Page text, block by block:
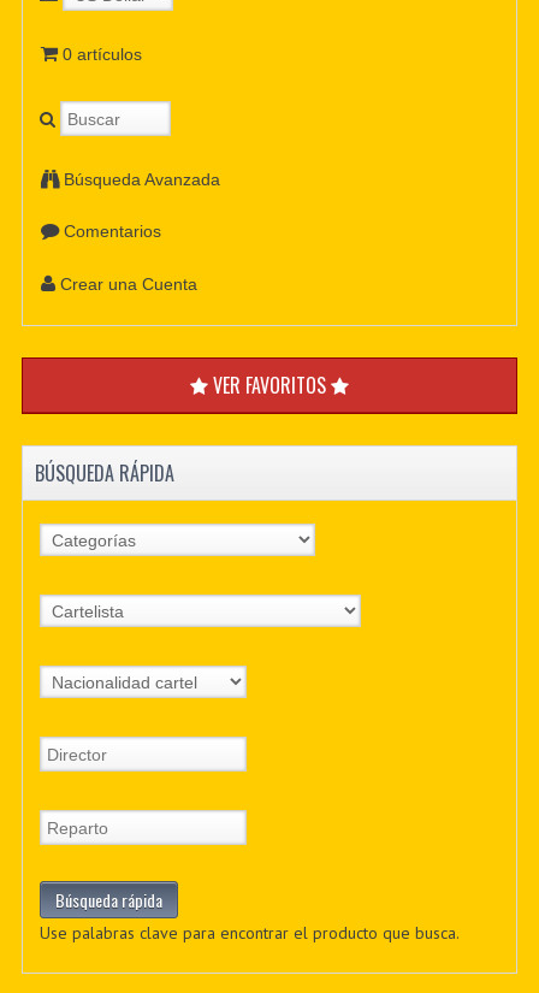
0 artículos
Búsqueda Avanzada
Comentarios
Crear una Cuenta
VER FAVORITOS
BÚSQUEDA RÁPIDA
Use palabras clave para encontrar el producto que busca.